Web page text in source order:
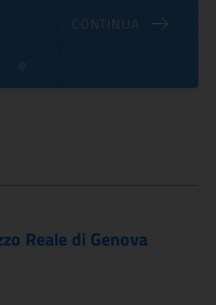
CONTINUA
Reale di Genova